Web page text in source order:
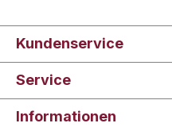
Kundenservice
Service
Informationen